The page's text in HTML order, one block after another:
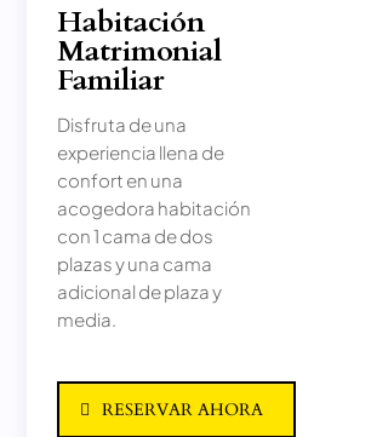
Habitación
Matrimonial
Familiar
Disfruta de una
experiencia llena de
confort en una
acogedora habitación
con 1 cama de dos
plazas y una cama
adicional de plaza y
media.
RESERVAR AHORA